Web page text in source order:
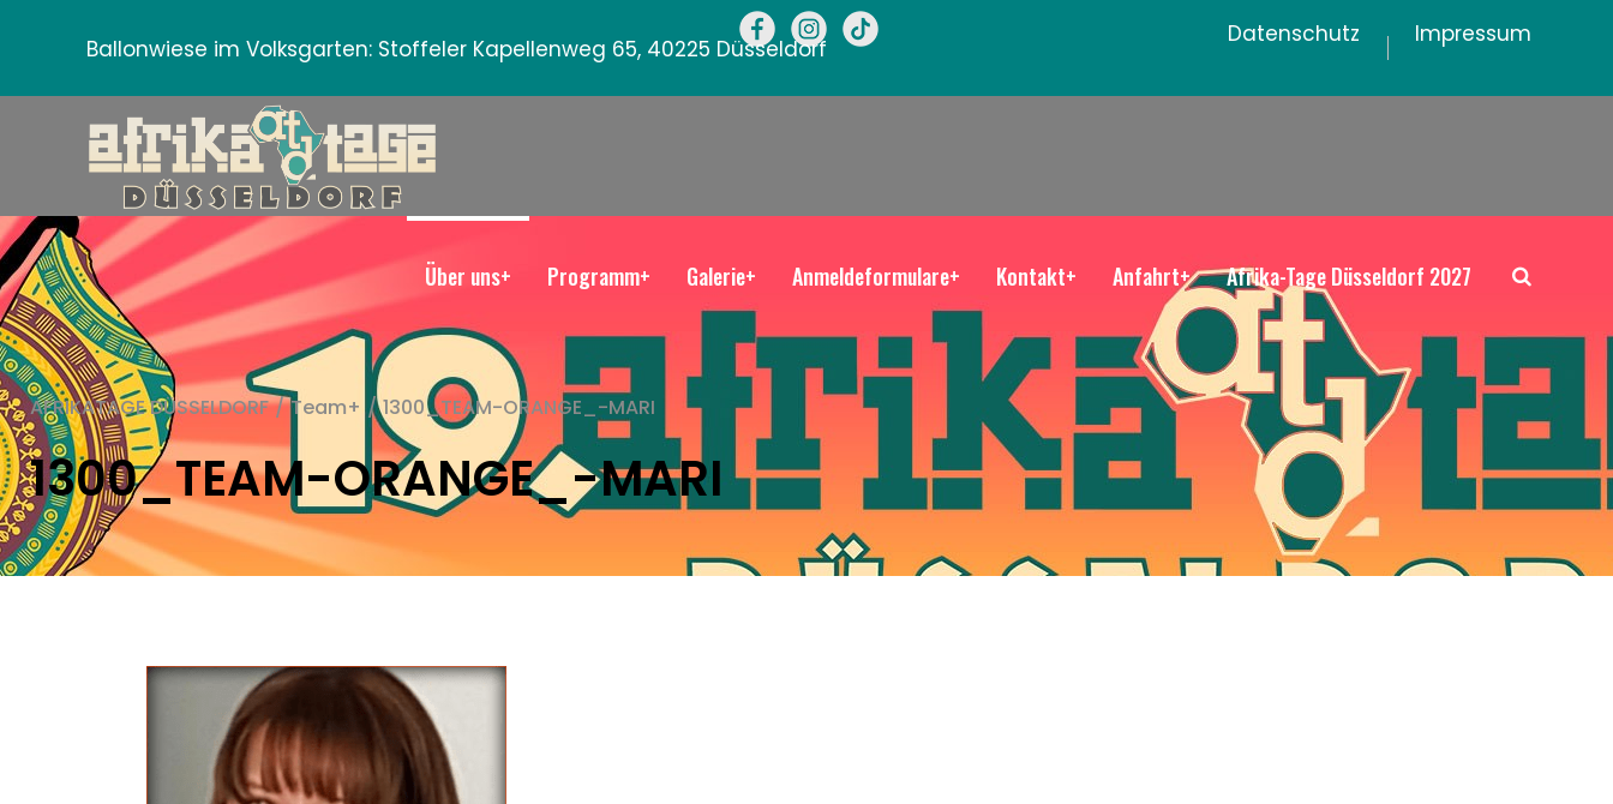
Ballonwiese im Volksgarten: Stoffeler Kapellenweg 65, 40225 Düsseldorf
Datenschutz Impressum
Über uns+ Programm+ Galerie+ Anmeldeformulare+ Kontakt+ Anfahrt+ Afrika-Tage Düsseldorf 2027
AFRIKATAGE DÜSSELDORF / Team+ / 1300_TEAM-ORANGE_-MARI
1300_TEAM-ORANGE_-MARI